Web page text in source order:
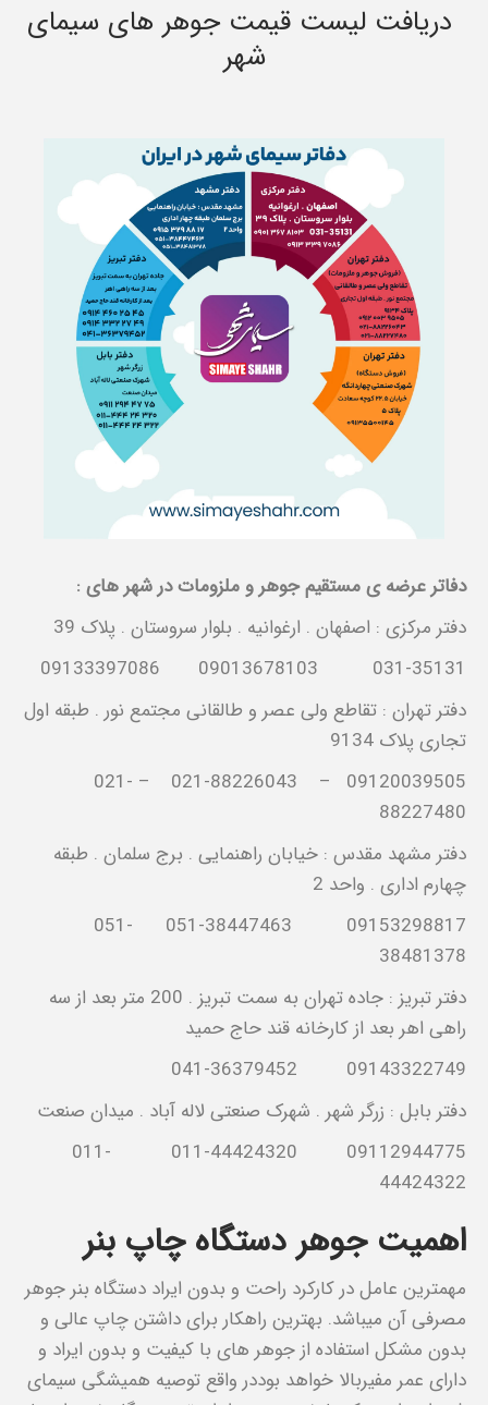
دریافت لیست قیمت جوهر های سیمای
شهر
دفاتر عرضه ی مستقیم جوهر و ملزومات در شهر های :
دفتر مرکزی : اصفهان . ارغوانیه . بلوار سروستان . پلاک 39
031-35131 09013678103 09133397086
دفتر تهران : تقاطع ولی عصر و طالقانی مجتمع نور . طبقه اول
تجاری پلاک 9134
09120039505 – 021-88226043 – 021-
88227480
دفتر مشهد مقدس : خیابان راهنمایی . برج سلمان . طبقه
چهارم اداری . واحد 2
09153298817 051-38447463 051-
38481378
دفتر تبریز : جاده تهران به سمت تبریز . 200 متر بعد از سه
راهی اهر بعد از کارخانه قند حاج حمید
09143322749 041-36379452
دفتر بابل : زرگر شهر . شهرک صنعتی لاله آباد . میدان صنعت
09112944775 011-44424320 011-
44424322
اهمیت جوهر دستگاه چاپ بنر
مهمترین عامل در کارکرد راحت و بدون ایراد دستگاه بنر جوهر
مصرفی آن میباشد. بهترین راهکار برای داشتن چاپ عالی و
بدون مشکل استفاده از جوهر های با کیفیت و بدون ایراد و
دارای عمر مفیربالا خواهد بوددر واقع توصیه همیشگی سیمای